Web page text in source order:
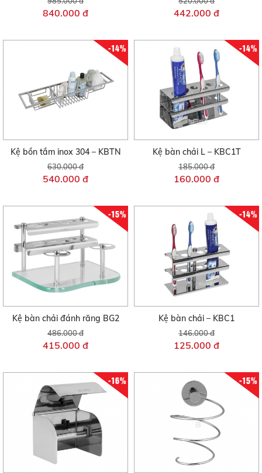
840.000 đ 442.000 đ
-14%
Kệ bồn tắm inox 304 – KBTN
630.000 đ
540.000 đ
-14%
Kệ bàn chải L – KBC1T
185.000 đ
160.000 đ
-15%
Kệ bàn chải đánh răng BG2
486.000 đ
415.000 đ
-14%
Kệ bàn chải – KBC1
146.000 đ
125.000 đ
-16% -15%